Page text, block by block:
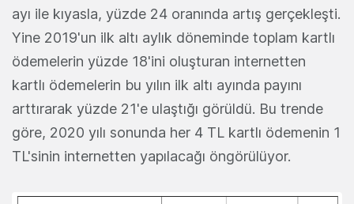
ayı ile kıyasla, yüzde 24 oranında artış gerçekleşti.
Yine 2019'un ilk altı aylık döneminde toplam kartlı
ödemelerin yüzde 18'ini oluşturan internetten
kartlı ödemelerin bu yılın ilk altı ayında payını
arttırarak yüzde 21'e ulaştığı görüldü. Bu trende
göre, 2020 yılı sonunda her 4 TL kartlı ödemenin 1
TL'sinin internetten yapılacağı öngörülüyor.